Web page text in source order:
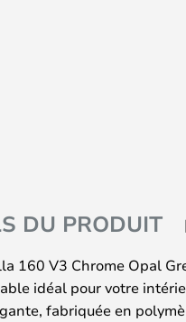
DU PRODUIT
160 V3 Chrome Opal
idéal pour votre
fabriquée en